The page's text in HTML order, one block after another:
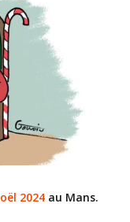
2024 au Mans.